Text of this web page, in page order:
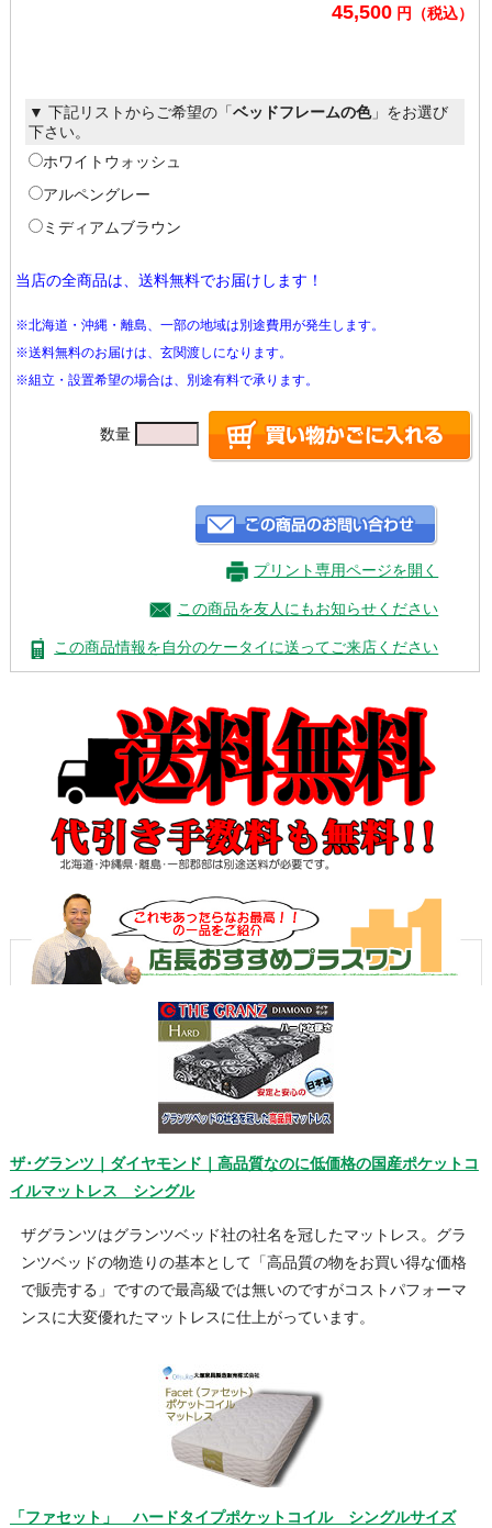
45,500 円（税込）
▼ 下記リストからご希望の「ベッドフレームの色」をお選び
下さい。
ホワイトウォッシュ
アルペングレー
ミディアムブラウン
当店の全商品は、送料無料でお届けします！
※北海道・沖縄・離島、一部の地域は別途費用が発生します。
※送料無料のお届けは、玄関渡しになります。
※組立・設置希望の場合は、別途有料で承ります。
数量
プリント専用ページを開く
この商品を友人にもお知らせください
この商品情報を自分のケータイに送ってご来店ください
ザ･グランツ｜ダイヤモンド｜高品質なのに低価格の国産ポケットコ
イルマットレス シングル
ザグランツはグランツベッド社の社名を冠したマットレス。グラ
ンツベッドの物造りの基本として「高品質の物をお買い得な価格
で販売する」ですので最高級では無いのですがコストパフォーマ
ンスに大変優れたマットレスに仕上がっています。
「ファセット」 ハードタイプポケットコイル シングルサイズ